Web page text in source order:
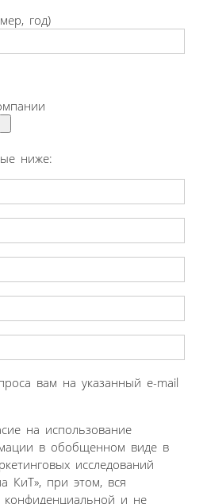
год)
ниже:
вам на указанный e-mail
на использование
в обобщенном виде в
исследований
КиТ», при этом, вся
конфиденциальной и не